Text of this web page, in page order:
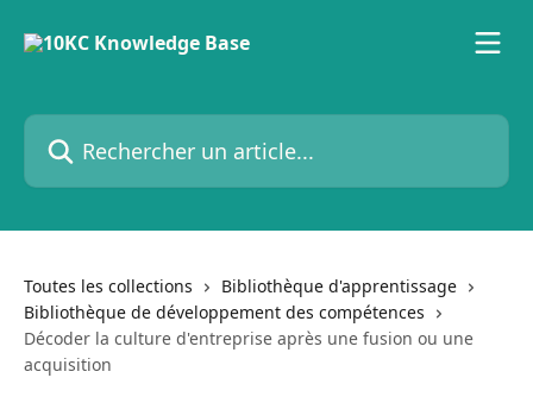
Rechercher un article...
Toutes les collections
Bibliothèque d'apprentissage
Bibliothèque de développement des compétences
Décoder la culture d'entreprise après une fusion ou une
acquisition